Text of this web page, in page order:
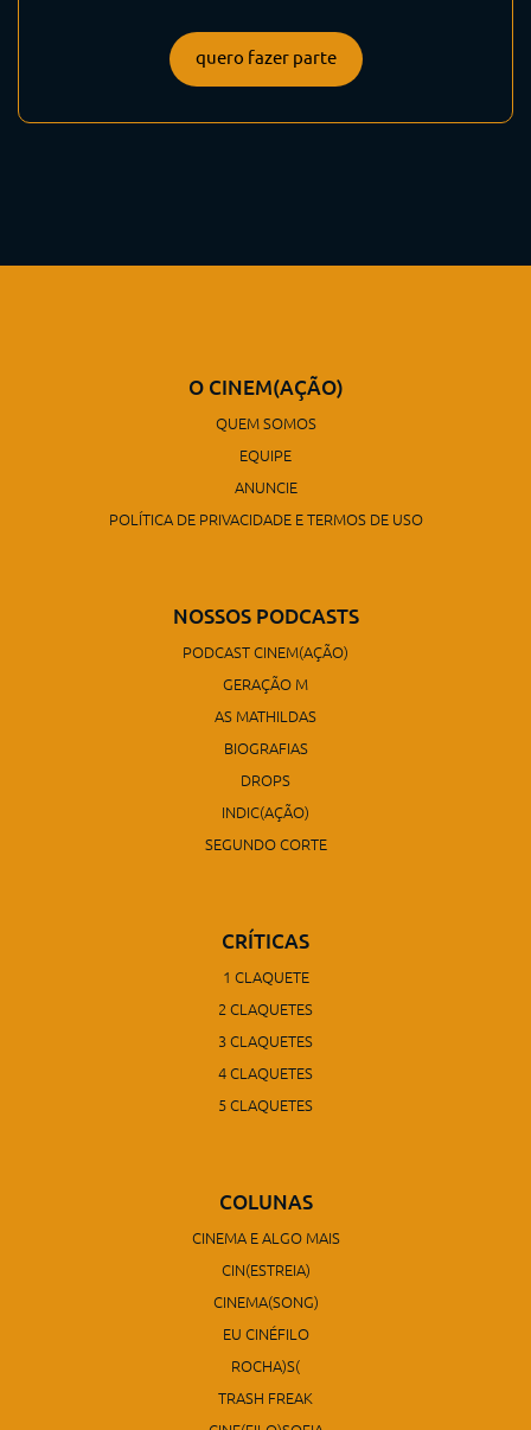
quero fazer parte
O CINEM(AÇÃO)
QUEM SOMOS
EQUIPE
ANUNCIE
POLÍTICA DE PRIVACIDADE E TERMOS DE USO
NOSSOS PODCASTS
PODCAST CINEM(AÇÃO)
GERAÇÃO M
AS MATHILDAS
BIOGRAFIAS
DROPS
INDIC(AÇÃO)
SEGUNDO CORTE
CRÍTICAS
1 CLAQUETE
2 CLAQUETES
3 CLAQUETES
4 CLAQUETES
5 CLAQUETES
COLUNAS
CINEMA E ALGO MAIS
CIN(ESTREIA)
CINEMA(SONG)
EU CINÉFILO
ROCHA)S(
TRASH FREAK